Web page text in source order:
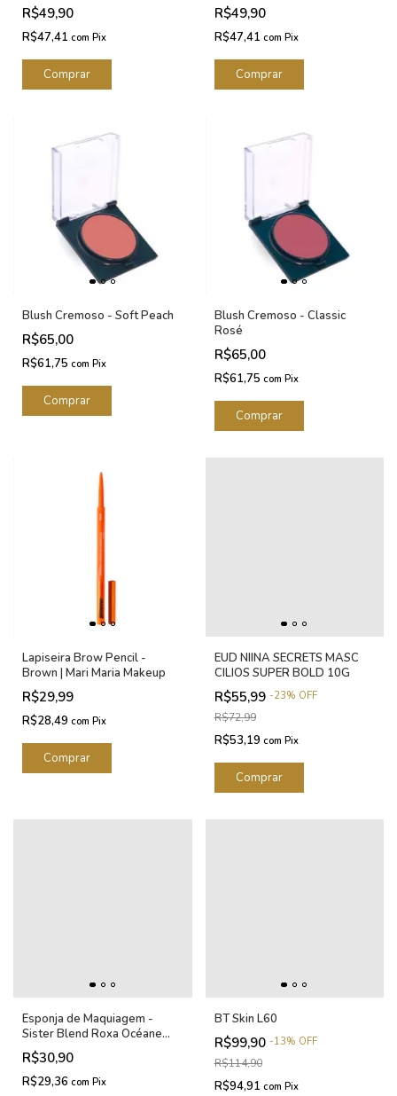
R$49,90
R$47,41 com Pix
Makeup
R$49,90
R$47,41 com Pix
Blush Cremoso - Soft Peach
R$65,00
R$61,75 com Pix
Blush Cremoso - Classic
Rosé
R$65,00
R$61,75 com Pix
Lapiseira Brow Pencil -
Brown | Mari Maria Makeup
R$29,99
R$28,49 com Pix
EUD NIINA SECRETS MASC
CILIOS SUPER BOLD 10G
R$55,99 -23% OFF
R$72,99
R$53,19 com Pix
Esponja de Maquiagem -
Sister Blend Roxa Océane
Purple
R$30,90
R$29,36 com Pix
BT Skin L60
R$99,90 -13% OFF
R$114,90
R$94,91 com Pix